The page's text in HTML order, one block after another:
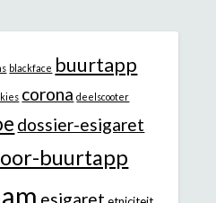
blackface buurtapp
corona deelscooter
dossier-esigaret
buurtapp
esigaret